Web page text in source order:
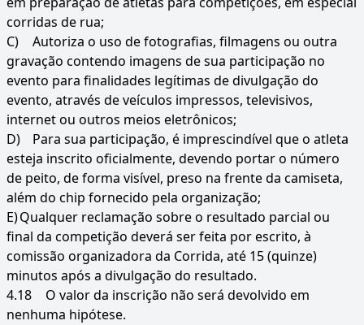
corridas de rua;
C)
Autoriza o uso de fotografias, filmagens ou outra
gravação contendo imagens de sua participação no
evento para finalidades legítimas de divulgação do
evento, através de veículos impressos, televisivos,
internet ou outros meios eletrônicos;
D)
Para sua participação, é imprescindível que o atleta
esteja inscrito oficialmente, devendo portar o número
de peito, de forma visível, preso na frente da camiseta,
além do chip fornecido pela organização;
E)Qualquer reclamação sobre o resultado parcial ou
final da competição deverá ser feita por escrito, à
comissão organizadora da Corrida, até 15 (quinze)
minutos após a divulgação do resultado.
4.18
O valor da inscrição não será devolvido em
nenhuma hipótese.